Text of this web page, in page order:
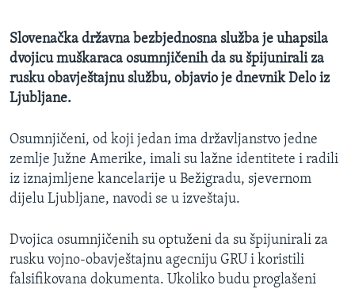
Jezici
Slovenačka državna bezbjednosna služba je uhapsila
dvojicu muškaraca osumnjičenih da su špijunirali za
rusku obavještajnu službu, objavio je dnevnik Delo iz
Ljubljane.
Osumnjičeni, od koji jedan ima državljanstvo jedne
zemlje Južne Amerike, imali su lažne identitete i radili
iz iznajmljene kancelarije u Bežigradu, sjevernom
dijelu Ljubljane, navodi se u izveštaju.
Dvojica osumnjičenih su optuženi da su špijunirali za
rusku vojno-obavještajnu agecniju GRU i koristili
falsifikovana dokumenta. Ukoliko budu proglašeni